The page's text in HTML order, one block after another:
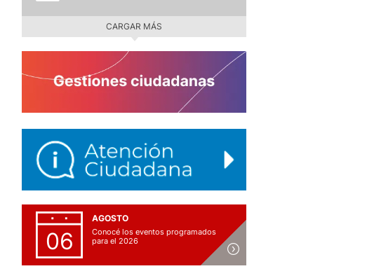
CARGAR MÁS
06
AGOSTO
Conocé los eventos programados
para el 2026